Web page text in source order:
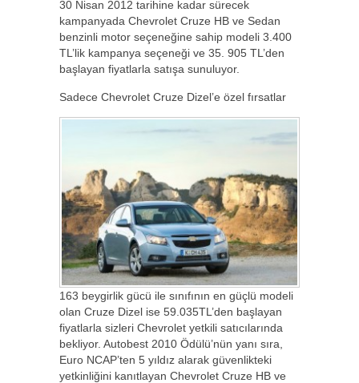
30 Nisan 2012 tarihine kadar sürecek
kampanyada Chevrolet Cruze HB ve Sedan
benzinli motor seçeneğine sahip modeli 3.400
TL’lik kampanya seçeneği ve 35. 905 TL’den
başlayan fiyatlarla satışa sunuluyor.
Sadece Chevrolet Cruze Dizel’e özel fırsatlar
163 beygirlik gücü ile sınıfının en güçlü modeli
olan Cruze Dizel ise 59.035TL’den başlayan
fiyatlarla sizleri Chevrolet yetkili satıcılarında
bekliyor. Autobest 2010 Ödülü’nün yanı sıra,
Euro NCAP’ten 5 yıldız alarak güvenlikteki
yetkinliğini kanıtlayan Chevrolet Cruze HB ve